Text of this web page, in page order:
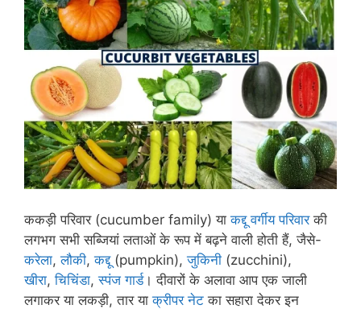
ककड़ी परिवार (cucumber family) याकद्दू वर्गीय परिवारकी
लगभग सभी सब्जियां लताओं के रूप में बढ़ने वाली होती हैं, जैसे-
करेला,लौकी,कद्दू(pumpkin),जुकिनी (zucchini),
खीरा,चिचिंडा,स्पंज गार्ड। दीवारों के अलावा आप एक जाली
लगाकर या लकड़ी, तार याक्रीपर नेटका सहारा देकर इन